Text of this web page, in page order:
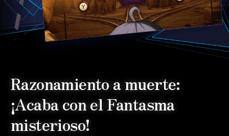
TOP
GAME SYSTEM
Razonamiento a muerte:
¡Acaba con el Fantasma
misterioso!